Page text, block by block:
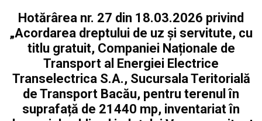
Hotărârea nr. 27 din 18.03.2026 privind
„Acordarea dreptului de uz și servitute, cu
titlu gratuit, Companiei Naționale de
Transport al Energiei Electrice
Transelectrica S.A., Sucursala Teritorială
de Transport Bacău, pentru terenul în
suprafață de 21440 mp, inventariat în